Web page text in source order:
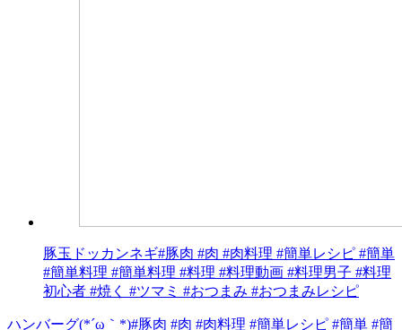
豚玉ドッカンネギ#豚肉 #肉 #肉料理 #簡単レシピ #簡単
#簡単料理 #簡単料理 #料理 #料理動画 #料理男子 #料理
初心者 #焼く #ツマミ #おつまみ #おつまみレシピ
ハンバーグ(*´ω｀*)#豚肉 #肉 #肉料理 #簡単レシピ #簡単 #簡